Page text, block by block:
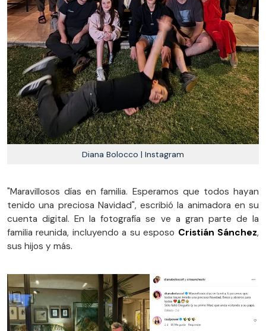
Diana Bolocco | Instagram
"Maravillosos días en familia. Esperamos que todos hayan
tenido una preciosa Navidad", escribió la animadora en su
cuenta digital. En la fotografía se ve a gran parte de la
familia reunida, incluyendo a su esposo Cristián Sánchez,
sus hijos y más.